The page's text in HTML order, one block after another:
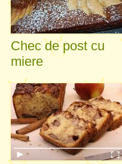
Chec de post cu
miere